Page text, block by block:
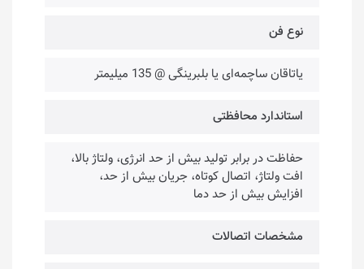
نوع فن
یاتاقان ساچمه‌ای یا بلبرینگی @ 135 میلیمتر
استاندارد محافظتی
حفاظت در برابر تولید بیش از حد انرژی، ولتاژ بالا،
افت ولتاژ، اتصال کوتاه، جریان بیش از حد،
افزایش بیش از حد دما
مشخصات اتصالات